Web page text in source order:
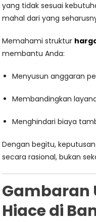
yang tidak sesuai
mahal dari yang
Memahami struktur
membantu Anda:
Menyusun anggaran
Membandingkan
Menghindari biaya
Dengan begitu,
secara rasional, bukan
Gambaran
Hiace di